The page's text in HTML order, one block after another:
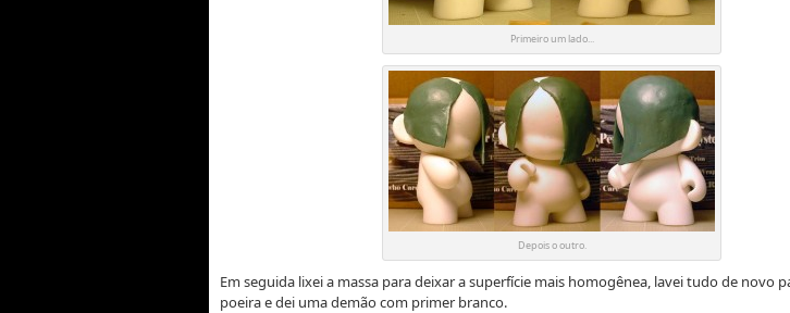
Primeiro um lado...
Depois o outro.
Em seguida lixei a massa para deixar a superfície mais homogênea, lavei tudo de novo
poeira e dei uma demão com primer branco.